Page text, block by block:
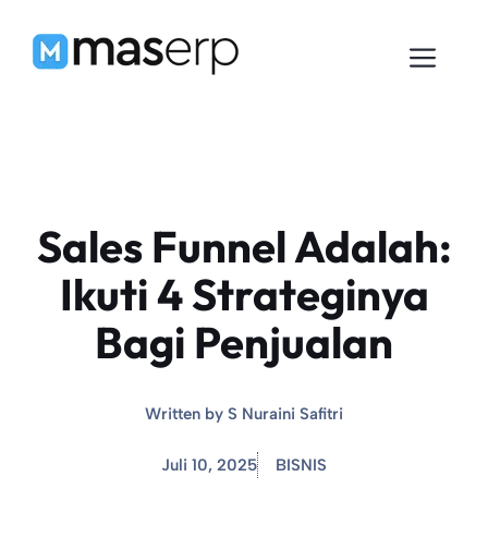
Sales Funnel Adalah:
Ikuti 4 Strateginya
Bagi Penjualan
Written by S Nuraini Safitri
Juli 10, 2025 BISNIS